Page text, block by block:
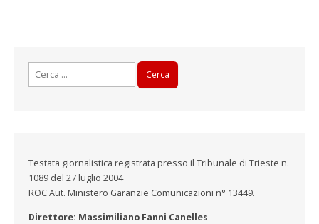
Testata giornalistica registrata presso il Tribunale di Trieste n.
1089 del 27 luglio 2004
ROC Aut. Ministero Garanzie Comunicazioni n° 13449.
Direttore: Massimiliano Fanni Canelles